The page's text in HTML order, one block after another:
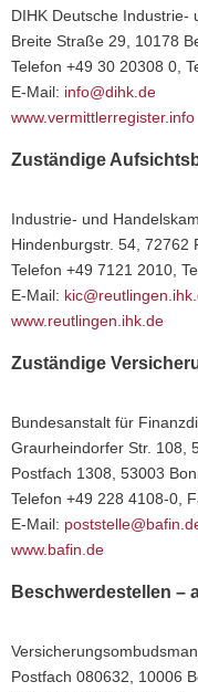
DIHK Deutsche Industrie-
Breite Straße 29, 10178
Telefon +49 30 20308 0,
E-Mail: info@dihk.de
www.vermittlerregister.info
Zuständige
Industrie- und
Hindenburgstr. 54, 72762
Telefon +49 7121 2010,
E-Mail:
www.reutlingen.ihk.de
Zuständige
Bundesanstalt für
Graurheindorfer Str. 108,
Postfach 1308, 53003
Telefon +49 228 4108-0,
E-Mail:
www.bafin.de
Beschwerdestellen –
Postfach 080632, 10006